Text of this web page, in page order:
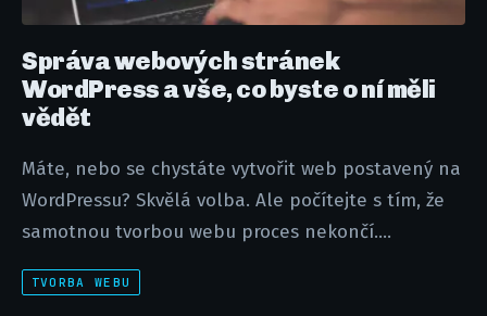
Správa webových stránek
WordPress a vše, co byste o ní měli
vědět
Máte, nebo se chystáte vytvořit web postavený na
WordPressu? Skvělá volba. Ale počítejte s tím, že
samotnou tvorbou webu proces nekončí....
TVORBA WEBU